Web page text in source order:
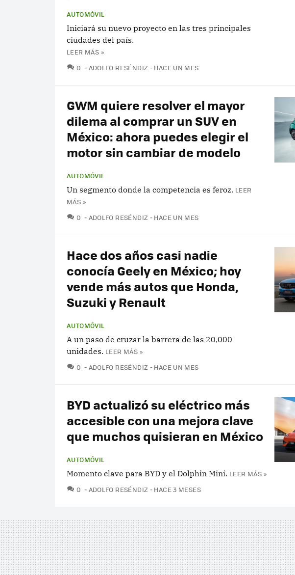
AUTOMÓVIL
Iniciará su nuevo proyecto en las tres principales
ciudades del país.
LEER MÁS »
0 COMENTARIOS
ADOLFO RESÉNDIZ HACE UN MES
GWM quiere resolver el mayor
dilema al comprar un SUV en
México: ahora puedes elegir el
motor sin cambiar de modelo
AUTOMÓVIL
Un segmento donde la competencia es feroz. LEER
MÁS »
0 COMENTARIOS
ADOLFO RESÉNDIZ HACE UN MES
Hace dos años casi nadie
conocía Geely en México; hoy
vende más autos que Honda,
Suzuki y Renault
AUTOMÓVIL
A un paso de cruzar la barrera de las 20,000
unidades. LEER MÁS »
0 COMENTARIOS
ADOLFO RESÉNDIZ HACE UN MES
BYD actualizó su eléctrico más
accesible con una mejora clave
que muchos quisieran en México
AUTOMÓVIL
Momento clave para BYD y el Dolphin Mini. LEER MÁS »
0 COMENTARIOS
ADOLFO RESÉNDIZ HACE 3 MESES